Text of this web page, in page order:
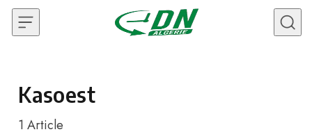
Skip to content
Kasoest
1 Article